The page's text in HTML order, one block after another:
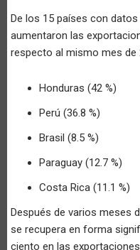
De los 15 países con
aumentaron las
respecto al mismo mes de
Honduras (42 %)
Perú (36.8 %)
Brasil (8.5 %)
Paraguay (12.7 %)
Costa Rica (11.1 %)
Después de varios meses
se recupera en forma
ciento en las